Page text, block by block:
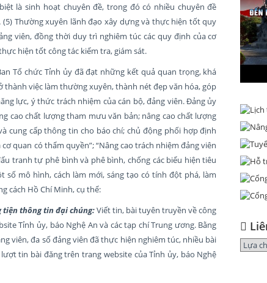
là sinh hoạt chuyên đề, trong đó có nhiều chuyên đề
Thường xuyên lãnh đạo xây dựng và thực hiện tốt quy
viên, đồng thời duy trì nghiêm túc các quy định của cơ
hiện tốt công tác kiểm tra, giám sát.
Tổ chức Tỉnh ủy đã đạt những kết quả quan trọng, khá
thành việc làm thường xuyên, thành nét đẹp văn hóa, góp
lực, ý thức trách nhiệm của cán bộ, đảng viên. Đảng ủy
cao chất lượng tham mưu văn bản; nâng cao chất lượng
cung cấp thông tin cho báo chí; chủ động phối hợp định
quan có thẩm quyền”; “Nâng cao trách nhiệm đảng viên
tranh tự phê bình và phê bình, chống các biểu hiện tiêu
số mô hình, cách làm mới, sáng tạo có tính đột phá, làm
cách Hồ Chí Minh, cụ thể:
thông tin đại chúng:Viết tin, bài tuyên truyền về công
Tỉnh ủy, báo Nghệ An và các tạp chí Trung ương. Bằng
viên, đa số đảng viên đã thực hiện nghiêm túc, nhiều bài
tin bài đăng trên trang website của Tỉnh ủy, báo Nghệ